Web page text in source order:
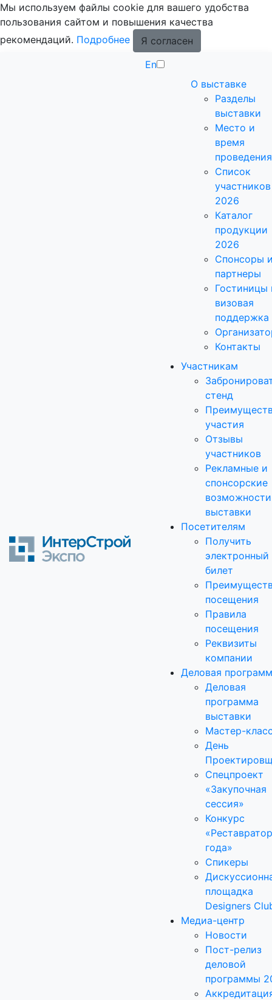
Мы используем файлы cookie для вашего удобства
пользования сайтом и повышения качества
рекомендаций. Подробнее
Я согласен
En
О выставке
Разделы
выставки
Место и
время
проведения
Список
участников
2026
Каталог
продукции
2026
Спонсоры
партнеры
Гостиницы
визовая
поддержка
Контакты
Участникам
стенд
участия
Отзывы
участников
Рекламные и
спонсорские
возможности
выставки
Посетителям
Получить
электронный
билет
посещения
Правила
посещения
Реквизиты
компании
Деловая
Деловая
программа
выставки
Мастер-
День
Спецпроект
«Закупочная
сессия»
Конкурс
«Реставратор
года»
Спикеры
площадка
Designers
Медиа-центр
Новости
Пост-релиз
деловой
программы